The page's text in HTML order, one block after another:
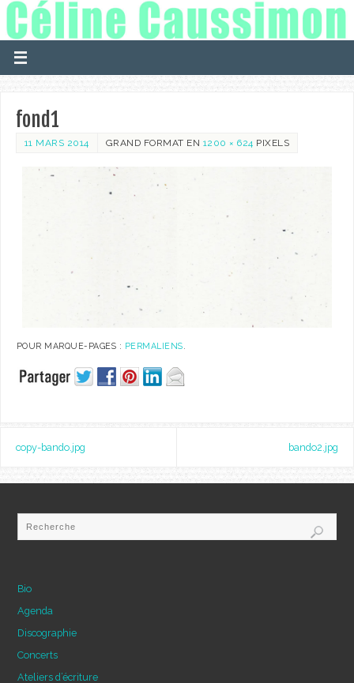
fond1
11 MARS 2014 GRAND FORMAT EN 1200 × 624 PIXELS
POUR MARQUE-PAGES : PERMALIENS.
copy-bando.jpg bando2.jpg
Bio
Agenda
Discographie
Concerts
Ateliers d’écriture